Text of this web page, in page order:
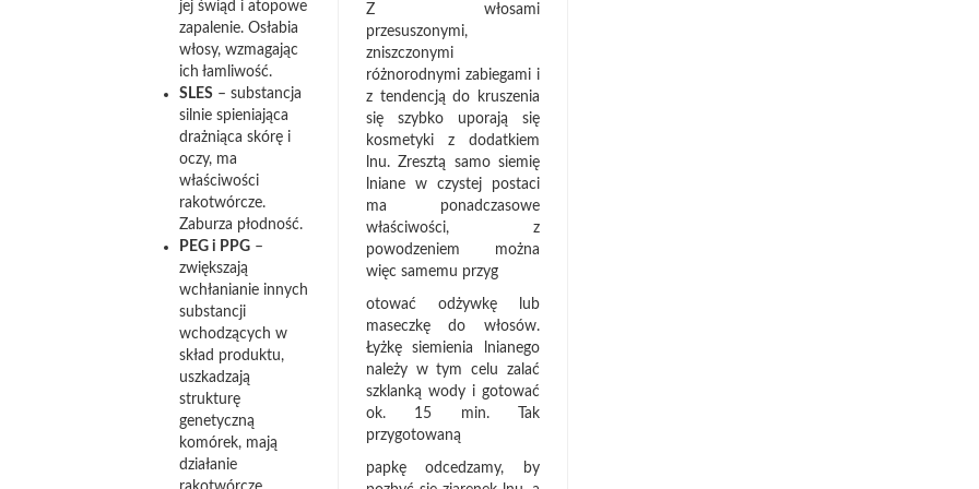
jej świąd i atopowe
zapalenie. Osłabia
włosy, wzmagając
ich łamliwość.
SLES – substancja
silnie spieniająca
drażniąca skórę i
oczy, ma
właściwości
rakotwórcze.
Zaburza płodność.
PEG i PPG –
zwiększają
wchłanianie innych
substancji
wchodzących w
skład produktu,
uszkadzają
strukturę
genetyczną
komórek, mają
działanie
Z włosami
przesuszonymi,
zniszczonymi
różnorodnymi zabiegami i
z tendencją do kruszenia
się szybko uporają się
kosmetyki z dodatkiem
lnu. Zresztą samo siemię
lniane w czystej postaci
ma ponadczasowe
właściwości, z
powodzeniem można
więc samemu przyg
otować odżywkę lub
maseczkę do włosów.
Łyżkę siemienia lnianego
należy w tym celu zalać
szklanką wody i gotować
ok. 15 min. Tak
przygotowaną
papkę odcedzamy, by